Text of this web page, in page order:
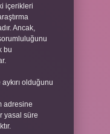
içerikleri
Ancak,
bu
olduğunu
adresine
yasal süre